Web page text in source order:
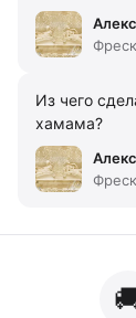
Из чего
хамама?